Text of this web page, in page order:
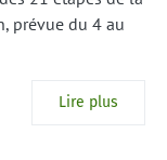
prévue du 4 au
Lire plus